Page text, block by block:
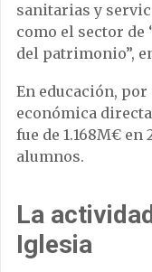
sanitarias y
como el sector
del patrimonio”,
En educación,
económica
fue de 1.168M€ en
alumnos.
La
Iglesia